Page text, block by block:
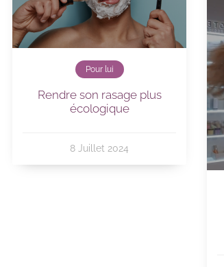
Pour lui
Rendre son rasage plus
écologique
8 Juillet 2024